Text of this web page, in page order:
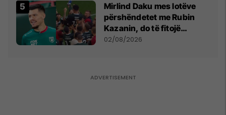
Mirlind Daku mes lotëve
përshëndetet me Rubin
Kazanin, do të fitojë
miliona te Spartak Moska
02/08/2026